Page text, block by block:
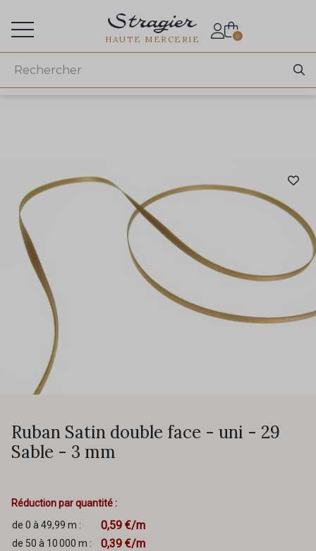
HAUTE MERCERIE 0
Ruban Satin double face - uni - 29
Sable - 3 mm
Réduction par quantité :
de 0 à 49,99 m :
0,59 €/m
de 50 à 10 000 m : 0,39 €/m